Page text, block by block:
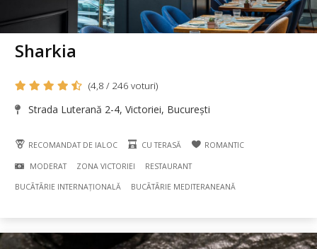
Sharkia
(4,8 / 246 voturi)
Strada Luterană 2-4, Victoriei, București
RECOMANDAT DE IALOC CU TERASĂ ROMANTIC
MODERAT ZONA VICTORIEI RESTAURANT
BUCÃTÃRIE INTERNAȚIONALĂ BUCÃTÃRIE MEDITERANEANĂ